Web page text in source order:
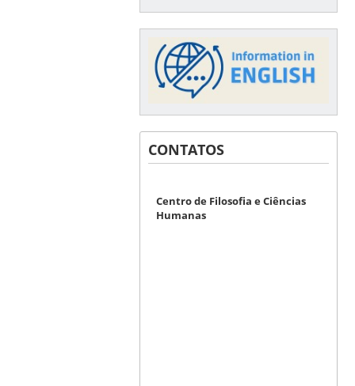
CONTATOS
Centro de Filosofia e Ciências
Humanas